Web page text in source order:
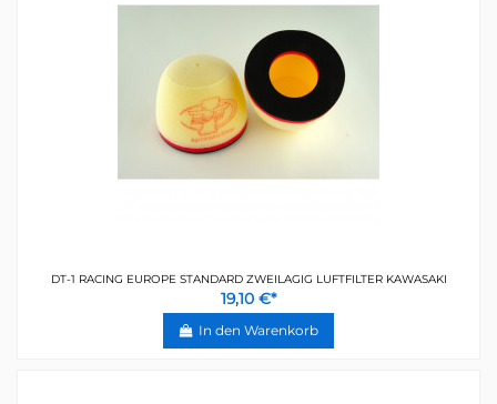
DT-1 RACING EUROPE STANDARD ZWEILAGIG LUFTFILTER KAWASAKI
19,10 €*
In den Warenkorb